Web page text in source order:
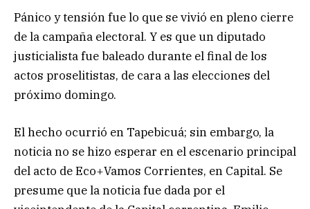
Pánico y tensión fue lo que se vivió en pleno cierre
de la campaña electoral. Y es que un diputado
justicialista fue baleado durante el final de los
actos proselitistas, de cara a las elecciones del
próximo domingo.
El hecho ocurrió en Tapebicuá; sin embargo, la
noticia no se hizo esperar en el escenario principal
del acto de Eco+Vamos Corrientes, en Capital. Se
presume que la noticia fue dada por el